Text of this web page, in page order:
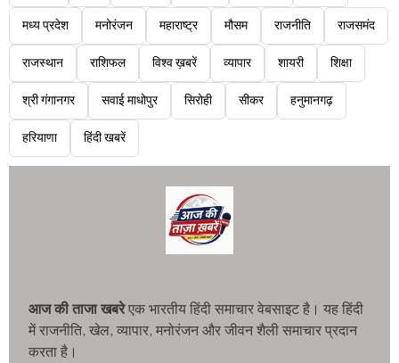
मध्य प्रदेश मनोरंजन महाराष्ट्र मौसम राजनीति राजसमंद
राजस्थान राशिफल विश्व ख़बरें व्यापार शायरी शिक्षा
श्री गंगानगर सवाई माधोपुर सिरोही सीकर हनुमानगढ़
हरियाणा हिंदी खबरें
आज की ताजा खबरेएक भारतीय हिंदी समाचार वेबसाइट है। यह हिंदी
में राजनीति, खेल, व्यापार, मनोरंजन और जीवन शैली समाचार प्रदान
करता है।